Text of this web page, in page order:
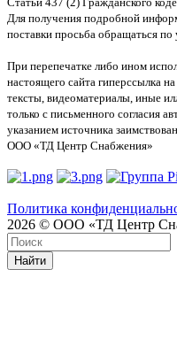
Для получения подробной
поставки просьба обращаться по
При перепечатке либо ином
настоящего сайта гиперссылка
тексты, видеоматериалы, иные
только с письменного согласия
указанием источника
ООО «ТД Центр Снабжения»
Политика
2026 © ООО «ТД Центр
Найти